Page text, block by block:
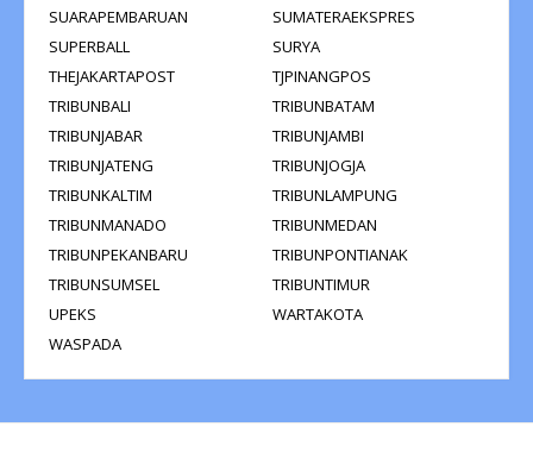
SUARAPEMBARUAN
SUMATERAEKSPRES
SUPERBALL
SURYA
THEJAKARTAPOST
TJPINANGPOS
TRIBUNBALI
TRIBUNBATAM
TRIBUNJABAR
TRIBUNJAMBI
TRIBUNJATENG
TRIBUNJOGJA
TRIBUNKALTIM
TRIBUNLAMPUNG
TRIBUNMANADO
TRIBUNMEDAN
TRIBUNPEKANBARU
TRIBUNPONTIANAK
TRIBUNSUMSEL
TRIBUNTIMUR
UPEKS
WARTAKOTA
WASPADA